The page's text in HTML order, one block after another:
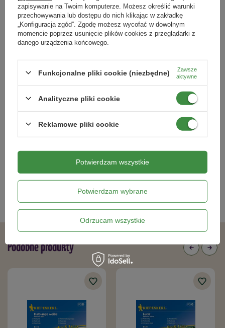
Karczoch zwyczajny Vert de
scolymus
Mieszanka kwiatów - Dzika Natura
Kategorie powiązane
Nasiona warzyw,Warzywnik prosty w obsłudze,
Podobne produkty
zapisywanie na Twoim komputerze. Możesz określić warunki
przechowywania lub dostępu do nich klikając w zakładkę
„Konfiguracja zgód”. Zgodę możesz wycofać w dowolnym
momencie poprzez usunięcie plików cookies z przeglądarki z
danego urządzenia końcowego.
Funkcjonalne pliki cookie (niezbędne)
Zawsze
aktywne
Analityczne pliki cookie
Reklamowe pliki cookie
Potwierdzam wybrane
Odrzucam wszystkie
Potwierdzam wszystkie